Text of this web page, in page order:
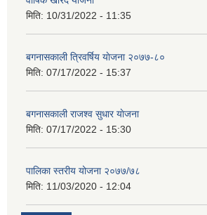
मिति: 10/31/2022 - 11:35
बगनासकाली त्रिवर्षिय याेजना २०७७-८०
मिति: 07/17/2022 - 15:37
बगनासकाली राजश्व सुधार याेजना
मिति: 07/17/2022 - 15:30
पालिका स्तरीय योजना २०७७/७८
मिति: 11/03/2020 - 12:04